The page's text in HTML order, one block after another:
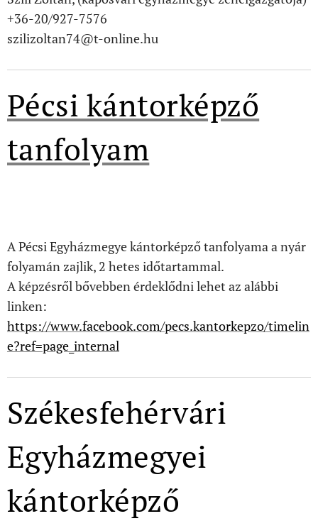
+36-20/927-7576
szilizoltan74@t-online.hu
Pécsi kántorképző
tanfolyam
A Pécsi Egyházmegye kántorképző tanfolyama a nyár
folyamán zajlik, 2 hetes időtartammal.
A képzésről bővebben érdeklődni lehet az alábbi
linken:
https://www.facebook.com/pecs.kantorkepzo/timelin
e?ref=page_internal
Székesfehérvári
Egyházmegyei
kántorképző